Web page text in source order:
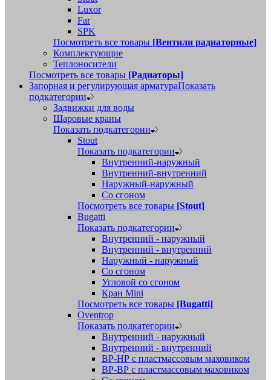
Luxor
Far
SPK
Посмотреть все товары [Вентили радиаторные]
Комплектующие
Теплоносители
Посмотреть все товары [Радиаторы]
Запорная и регулирующая арматураПоказать
подкатегории
Задвижки для воды
Шаровые краны
Показать подкатегории
Stout
Показать подкатегории
Внутренний-наружный
Внутренний-внутренний
Наружный-наружный
Со сгоном
Посмотреть все товары [Stout]
Bugatti
Показать подкатегории
Внутренний - наружный
Внутренний - внутренний
Наружный - наружный
Со сгоном
Угловой со сгоном
Кран Mini
Посмотреть все товары [Bugatti]
Oventrop
Показать подкатегории
Внутренний - наружный
Внутренний - внутренний
ВР-НР с пластмассовым маховиком
ВР-ВР с пластмассовым маховиком